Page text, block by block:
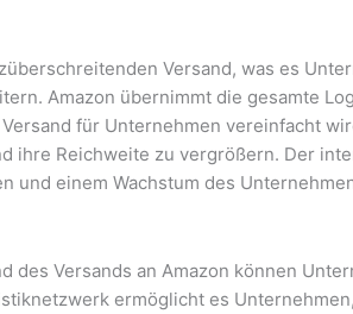
Versand, was es
Amazon übernimmt die gesamte
für Unternehmen vereinfacht
ihre Reichweite zu vergrößern. Der
und einem Wachstum des
des Versands an Amazon können
ermöglicht es